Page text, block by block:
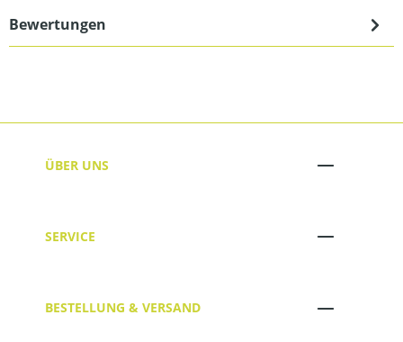
Bewertungen
ÜBER UNS
SERVICE
BESTELLUNG & VERSAND